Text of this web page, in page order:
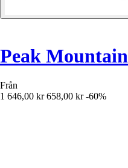
Peak Mountain
Från
1 646,00 kr 658,00 kr -60%